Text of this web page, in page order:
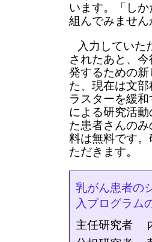
います。「し
組んでみません
入力していた
されたあと、
発するための
た、現在は文
ラスターを緩
による研究活
た患者さんの
料は無料です
ただきます。
乳がん患者の
入プログラム
主任研究者